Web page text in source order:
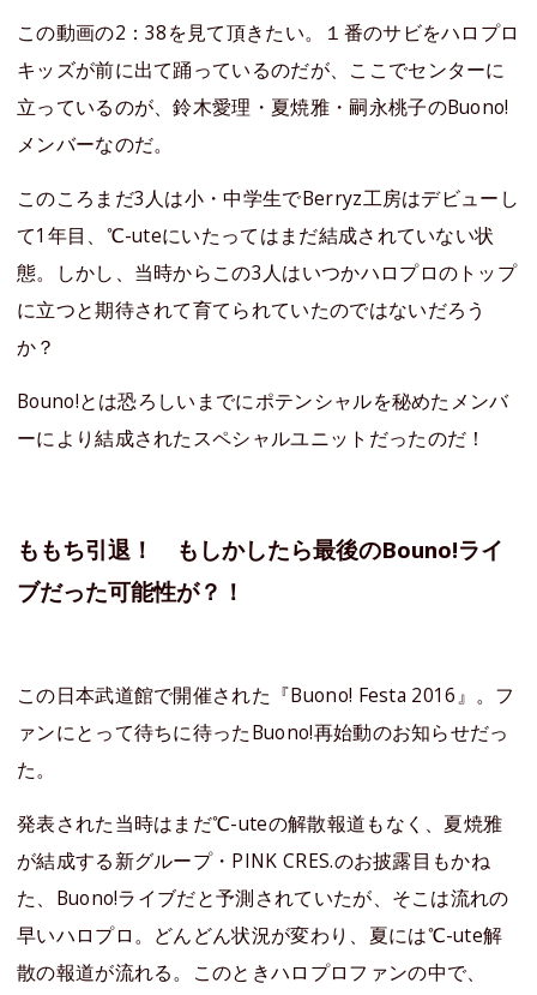
この動画の2：38を見て頂きたい。１番のサビをハロプロ
キッズが前に出て踊っているのだが、ここでセンターに
立っているのが、鈴木愛理・夏焼雅・嗣永桃子のBuono!
メンバーなのだ。
このころまだ3人は小・中学生でBerryz工房はデビューし
て1年目、℃-uteにいたってはまだ結成されていない状
態。しかし、当時からこの3人はいつかハロプロのトップ
に立つと期待されて育てられていたのではないだろう
か？
Bouno!とは恐ろしいまでにポテンシャルを秘めたメンバ
ーにより結成されたスペシャルユニットだったのだ！
ももち引退！ もしかしたら最後のBouno!ライ
ブだった可能性が？！
この日本武道館で開催された『Buono! Festa 2016』。フ
ァンにとって待ちに待ったBuono!再始動のお知らせだっ
た。
発表された当時はまだ℃-uteの解散報道もなく、夏焼雅
が結成する新グループ・PINK CRES.のお披露目もかね
た、Buono!ライブだと予測されていたが、そこは流れの
早いハロプロ。どんどん状況が変わり、夏には℃-ute解
散の報道が流れる。このときハロプロファンの中で、